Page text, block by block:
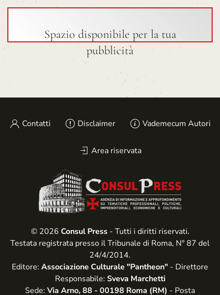
Spazio disponibile per la tua
pubblicità
Contatti Disclaimer Vademecum Autori
Area riservata
© 2026 Consul Press- Tutti i diritti riservati.
Testata registrata presso il Tribunale di Roma, N° 87 del
24/4/2014.
Editore: Associazione Culturale "Pantheon" - Direttore
Responsabile: Sveva Marchetti
Sede: Via Arno, 88 - 00198 Roma (RM) - Posta